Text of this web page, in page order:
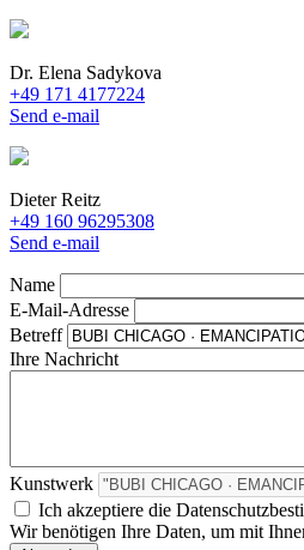
Dr. Elena Sadykova
+49 171 4177224
Send e-mail
Dieter Reitz
+49 160 96295308
Send e-mail
Name
E-Mail-Adresse
Betreff
Ihre Nachricht
Kunstwerk
Ich akzeptiere die
Wir benötigen Ihre Daten, um mit